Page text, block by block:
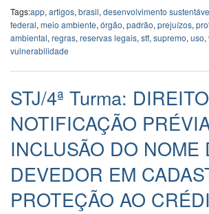
Tags:app, artigos, brasil, desenvolvimento
federal, meio ambiente, órgão, padrão, prejuízos,
ambiental, regras, reservas legais, stf, supremo, uso,
vulnerabilidade
STJ/4ª Turma:
NOTIFICAÇÃO
INCLUSÃO DO NOME
DEVEDOR EM
PROTEÇÃO AO